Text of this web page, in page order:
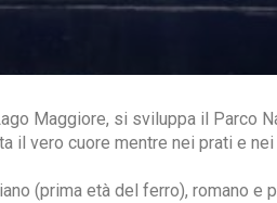
Maggiore, si sviluppa il Parco
il vero cuore mentre nei prati e
(prima età del ferro), romano